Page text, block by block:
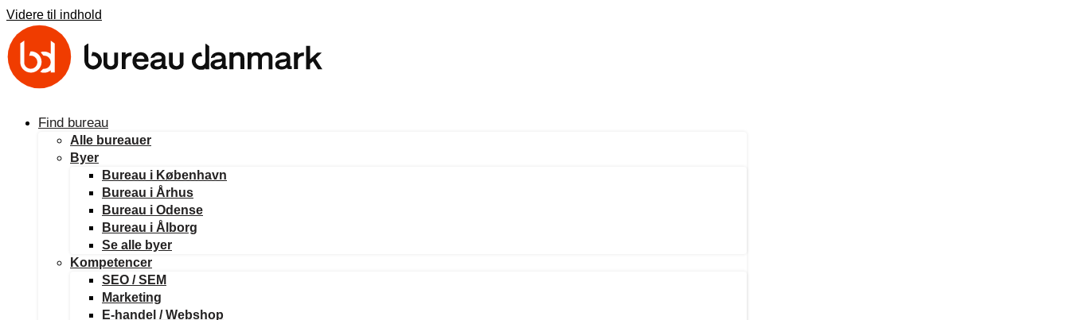
Videre til indhold
Find bureau
Alle bureauer
Byer
Bureau i København
Bureau i Århus
Bureau i Odense
Bureau i Ålborg
Se alle byer
Kompetencer
SEO / SEM
Marketing
E-handel / Webshop